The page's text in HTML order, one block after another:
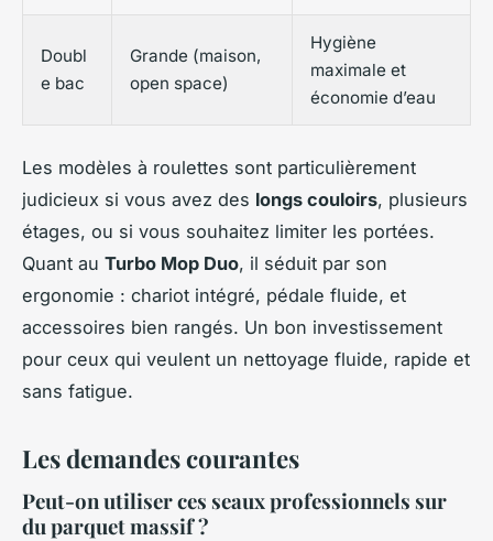
Doubl
e bac
Grande (maison,
open space)
Hygiène
maximale et
économie d’eau
Les modèles à roulettes sont particulièrement
judicieux si vous avez des longs couloirs, plusieurs
étages, ou si vous souhaitez limiter les portées.
Quant au Turbo Mop Duo, il séduit par son
ergonomie : chariot intégré, pédale fluide, et
accessoires bien rangés. Un bon investissement
pour ceux qui veulent un nettoyage fluide, rapide et
sans fatigue.
Les demandes courantes
Peut-on utiliser ces seaux professionnels sur
du parquet massif ?